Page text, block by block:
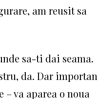
am reusit sa
sa-ti dai seama.
da. Dar
– va aparea o noua